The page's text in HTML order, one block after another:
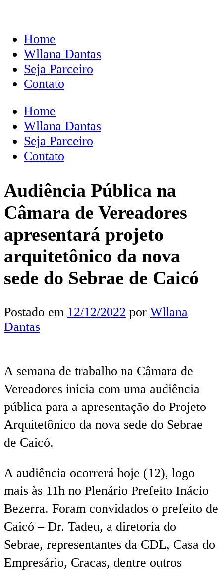
Home
Wllana Dantas
Seja Parceiro
Contato
Home
Wllana Dantas
Seja Parceiro
Contato
Audiência Pública na
Câmara de Vereadores
apresentará projeto
arquitetônico da nova
sede do Sebrae de Caicó
Postado em 12/12/2022 por Wllana
Dantas
A semana de trabalho na Câmara de
Vereadores inicia com uma audiência
pública para a apresentação do Projeto
Arquitetônico da nova sede do Sebrae
de Caicó.
A audiência ocorrerá hoje (12), logo
mais às 11h no Plenário Prefeito Inácio
Bezerra. Foram convidados o prefeito de
Caicó – Dr. Tadeu, a diretoria do
Sebrae, representantes da CDL, Casa do
Empresário, Cracas, dentre outros